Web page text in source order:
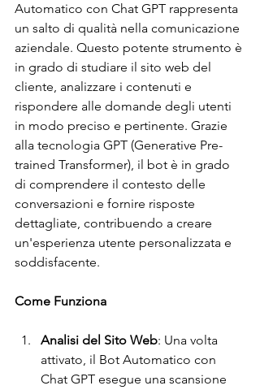
Automatico con Chat GPT rappresenta
un salto di qualità nella comunicazione
aziendale. Questo potente strumento è
in grado di studiare il sito web del
cliente, analizzare i contenuti e
rispondere alle domande degli utenti
in modo preciso e pertinente. Grazie
alla tecnologia GPT (Generative Pre-
trained Transformer), il bot è in grado
di comprendere il contesto delle
conversazioni e fornire risposte
dettagliate, contribuendo a creare
un'esperienza utente personalizzata e
soddisfacente.
Come Funziona
Analisi del Sito Web: Una volta
attivato, il Bot Automatico con
Chat GPT esegue una scansione